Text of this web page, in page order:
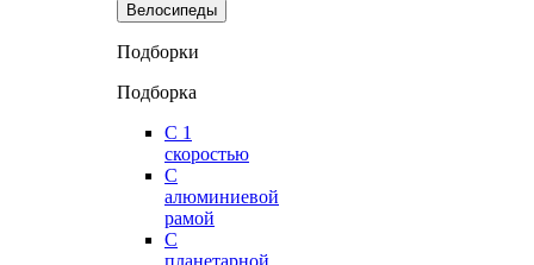
Велосипеды
Подборки
Подборка
С 1
скоростью
С
алюминиевой
рамой
С
планетарной